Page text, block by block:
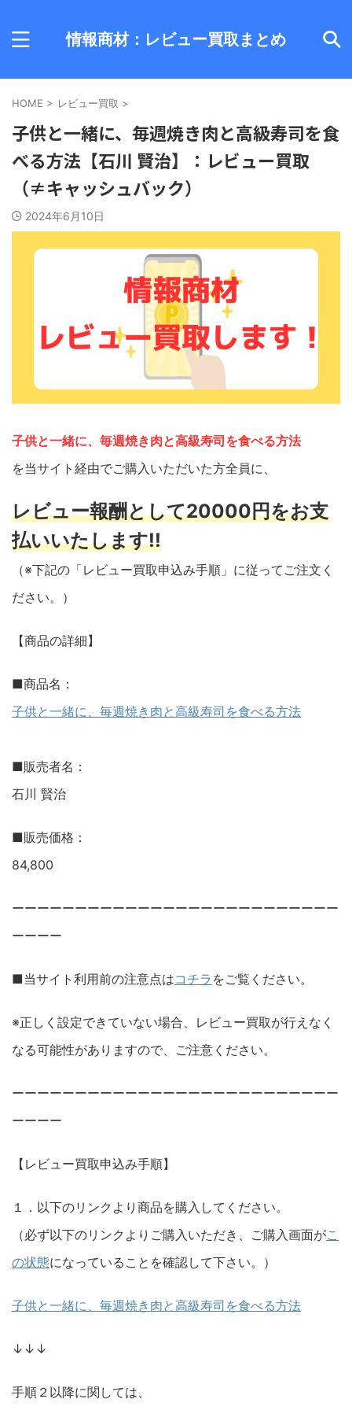
情報商材：レビュー買取まとめ
HOME > レビュー買取 >
子供と一緒に、毎週焼き肉と高級寿司を食
べる方法【石川 賢治】：レビュー買取
（≠キャッシュバック）
2024年6月10日
子供と一緒に、毎週焼き肉と高級寿司を食べる方法
を当サイト経由でご購入いただいた方全員に、
レビュー報酬として20000円をお支
払いいたします!!
（※下記の「レビュー買取申込み手順」に従ってご注文く
ださい。）
【商品の詳細】
■商品名：
子供と一緒に、毎週焼き肉と高級寿司を食べる方法
■販売者名：
石川 賢治
■販売価格：
84,800
ーーーーーーーーーーーーーーーーーーーーーーーーーー
ーーーー
■当サイト利用前の注意点はコチラ をご覧ください。
※正しく設定できていない場合、レビュー買取が行えなく
なる可能性がありますので、ご注意ください。
ーーーーーーーーーーーーーーーーーーーーーーーーーー
ーーーー
【レビュー買取申込み手順】
１．以下のリンクより商品を購入してください。
（必ず以下のリンクよりご購入いただき、ご購入画面がこ
の状態になっていることを確認して下さい。）
子供と一緒に、毎週焼き肉と高級寿司を食べる方法
↓↓↓
手順２以降に関しては、